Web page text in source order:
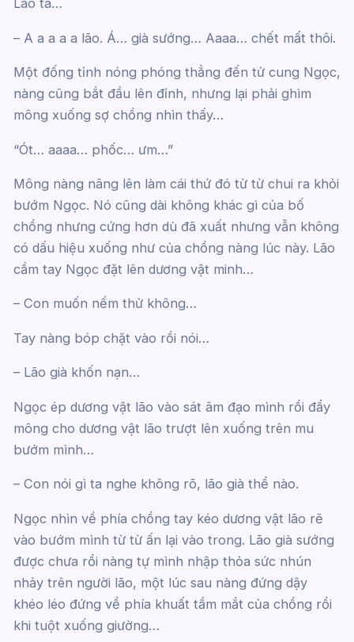
Lão ta…
– A a a a a lão. Á… già sướng… Aaaa… chết mất thôi.
Một đống tỉnh nóng phóng thẳng đến tử cung Ngọc,
nàng cũng bắt đầu lên đỉnh, nhưng lại phải ghìm
mông xuống sợ chồng nhìn thấy…
“Ót… aaaa… phốc… ưm…”
Mông nàng nâng lên làm cái thứ đó từ từ chui ra khỏi
bướm Ngọc. Nó cũng dài không khác gì của bố
chồng nhưng cứng hơn dù đã xuất nhưng vẫn không
có dấu hiệu xuống như của chồng nàng lúc này. Lão
cầm tay Ngọc đặt lên dương vật minh…
– Con muốn nếm thử không…
Tay nàng bóp chặt vào rồi nói…
– Lão già khốn nạn…
Ngọc ép dương vật lão vào sát âm đạo mình rồi đẩy
mông cho dương vật lão trượt lên xuống trên mu
bướm mình…
– Con nói gì ta nghe không rõ, lão già thể nào.
Ngọc nhìn về phía chồng tay kéo dương vật lão rẽ
vào bướm mình từ từ ấn lại vào trong. Lão già sướng
được chưa rồi nàng tự mình nhập thỏa sức nhún
nhảy trên người lão, một lúc sau nàng đứng dậy
khéo léo đứng về phía khuất tầm mắt của chồng rồi
khi tuột xuống giường…